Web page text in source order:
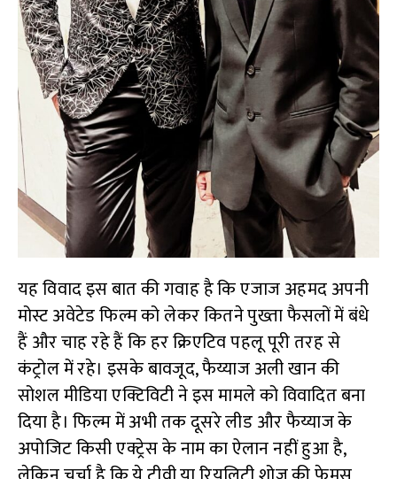
यह विवाद इस बात की गवाह है कि एजाज अहमद अपनी
मोस्ट अवेटेड फिल्म को लेकर कितने पुख्ता फैसलों में बंधे
हैं और चाह रहे हैं कि हर क्रिएटिव पहलू पूरी तरह से
कंट्रोल में रहे। इसके बावजूद, फैय्याज अली खान की
सोशल मीडिया एक्टिविटी ने इस मामले को विवादित बना
दिया है। फिल्म में अभी तक दूसरे लीड और फैय्याज के
अपोजिट किसी एक्ट्रेस के नाम का ऐलान नहीं हुआ है,